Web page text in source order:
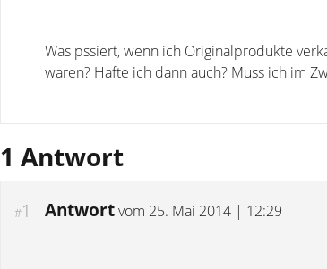
Was pssiert, wenn ich Originalprodukte
waren? Hafte ich dann auch? Muss ich im
1 Antwort
#1 Antwortvom 25. Mai 2014 | 12:29